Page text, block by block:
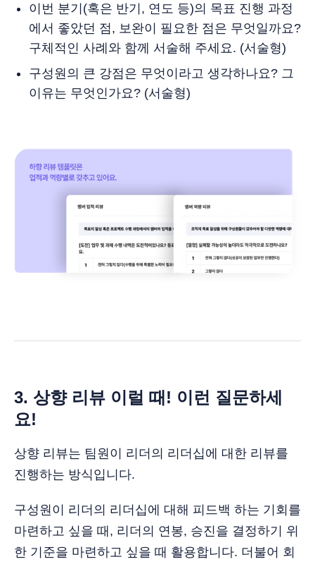
이번 분기(혹은 반기, 연도 등)의 목표 진행 과정
에서 좋았던 점, 보완이 필요한 점은 무엇일까요?
구체적인 사례와 함께 서술해 주세요. (서술형)
구성원의 큰 강점은 무엇이라고 생각하나요? 그
이유는 무엇인가요? (서술형)
3. 상향 리뷰 이럴 때! 이런 질문하세
요!
상향 리뷰는 팀원이 리더의 리더십에 대한 리뷰를
진행하는 방식입니다.
구성원이 리더의 리더십에 대해 피드백 하는 기회를
마련하고 싶을 때, 리더의 연봉, 승진을 결정하기 위
한 기준을 마련하고 싶을 때 활용합니다. 더불어 회